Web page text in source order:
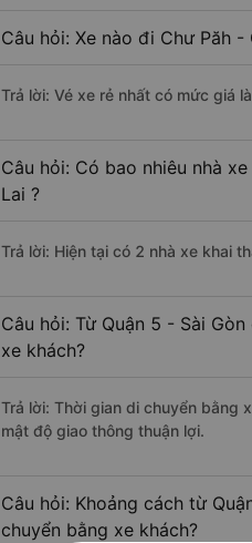
Câu hỏi: Xe nào đi Chư Păh
Trả lời: Vé xe rẻ nhất có mức giá
Câu hỏi: Có bao nhiêu nhà
Lai ?
Trả lời: Hiện tại có 2 nhà xe khai
Câu hỏi: Từ Quận 5 - Sài
xe khách?
Trả lời: Thời gian di chuyển bằng
mật độ giao thông thuận lợi.
Câu hỏi: Khoảng cách từ
chuyển bằng xe khách?